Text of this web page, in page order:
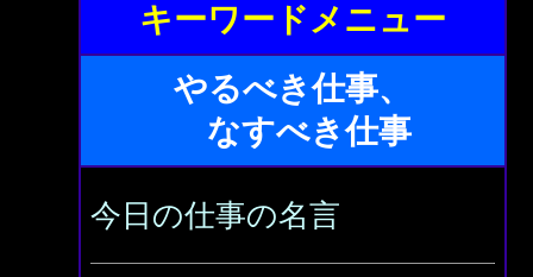
キーワードメニュー
やるべき仕事、
なすべき仕事
今日の仕事の名言